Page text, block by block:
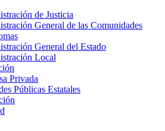
de Justicia
General de las Comunidades
General del Estado
Local
Privada
Públicas Estatales